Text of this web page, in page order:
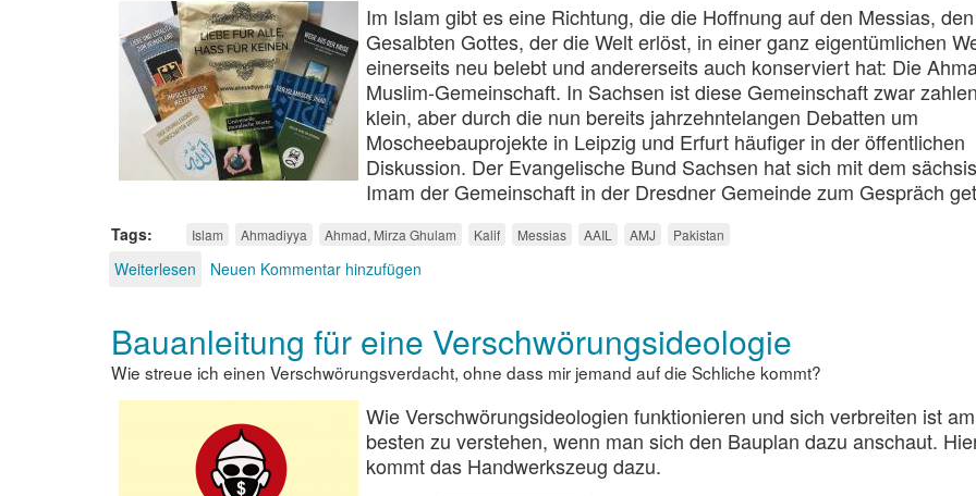
Im Islam gibt es eine Richtung, die die Hoffnung auf den Messias, den
Gesalbten Gottes, der die Welt erlöst, in einer ganz eigentümlichen
einerseits neu belebt und andererseits auch konserviert hat: Die
Muslim-Gemeinschaft. In Sachsen ist diese Gemeinschaft zwar
klein, aber durch die nun bereits jahrzehntelangen Debatten um
Moscheebauprojekte in Leipzig und Erfurt häufiger in der öffentlichen
Diskussion. Der Evangelische Bund Sachsen hat sich mit dem
Imam der Gemeinschaft in der Dresdner Gemeinde zum Gespräch
Tags Islam Ahmadiyya Ahmad, Mirza Ghulam Kalif Messias AAIL AMJ Pakistan
Weiterlesen über
Neuen Kommentar hinzufügen
Bauanleitung für eine Verschwörungsideologie
Wie streue ich einen Verschwörungsverdacht, ohne dass mir jemand auf die Schliche kommt?
Wie Verschwörungsideologien funktionieren und sich verbreiten ist am
besten zu verstehen, wenn man sich den Bauplan dazu anschaut.
kommt das Handwerkszeug dazu.